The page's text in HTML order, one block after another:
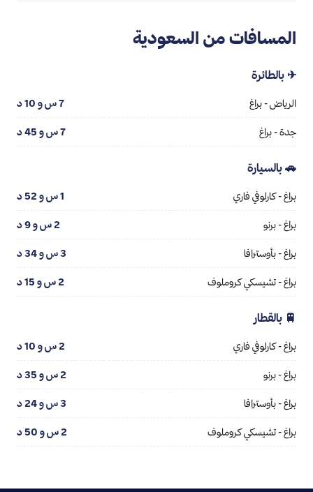
المسافات من السعودية
✈ بالطائرة
الرياض - براغ 7 س و 10 د
جدة - براغ 7 س و 45 د
🚗 بالسيارة
براغ - كارلوفي فاري 1 س و 52 د
براغ - برنو 2 س و 9 د
براغ - بأوسترافا 3 س و 34 د
براغ - تشيسكي كروملوف 2 س و 15 د
🚆 بالقطار
براغ - كارلوفي فاري 2 س و 10 د
براغ - برنو 2 س و 35 د
براغ - بأوسترافا 3 س و 24 د
براغ - تشيسكي كروملوف 2 س و 50 د